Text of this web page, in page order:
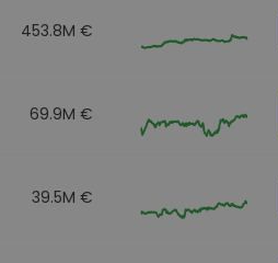
453.8M €
69.9M €
39.5M €